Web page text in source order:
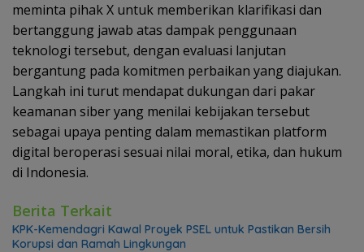
meminta pihak X untuk memberikan klarifikasi dan
bertanggung jawab atas dampak penggunaan
teknologi tersebut, dengan evaluasi lanjutan
bergantung pada komitmen perbaikan yang diajukan.
Langkah ini turut mendapat dukungan dari pakar
keamanan siber yang menilai kebijakan tersebut
sebagai upaya penting dalam memastikan platform
digital beroperasi sesuai nilai moral, etika, dan hukum
di Indonesia.
Berita Terkait
KPK-Kemendagri Kawal Proyek PSEL untuk Pastikan Bersih
Korupsi dan Ramah Lingkungan